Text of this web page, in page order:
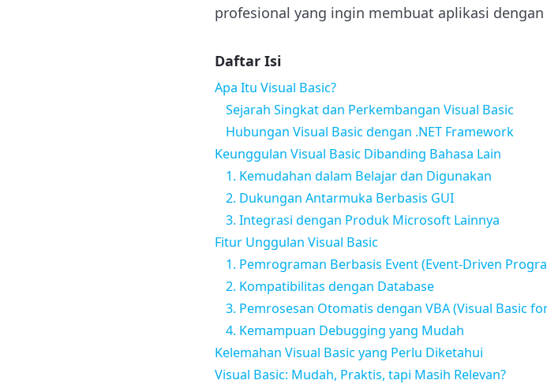
profesional yang ingin membuat aplikasi
Daftar Isi
Apa Itu Visual Basic?
Sejarah Singkat dan Perkembangan Visual Basic
Hubungan Visual Basic dengan .NET Framework
Keunggulan Visual Basic Dibanding Bahasa Lain
1. Kemudahan dalam Belajar dan Digunakan
2. Dukungan Antarmuka Berbasis GUI
3. Integrasi dengan Produk Microsoft Lainnya
Fitur Unggulan Visual Basic
1. Pemrograman Berbasis Event (Event-Driven
2. Kompatibilitas dengan Database
3. Pemrosesan Otomatis dengan VBA (Visual Basic
4. Kemampuan Debugging yang Mudah
Kelemahan Visual Basic yang Perlu Diketahui
Visual Basic: Mudah, Praktis, tapi Masih Relevan?